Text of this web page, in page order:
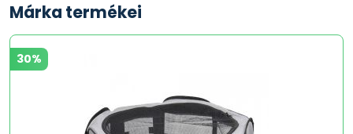
Márka termékei
30%